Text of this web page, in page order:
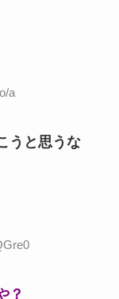
a
うと思うな
？